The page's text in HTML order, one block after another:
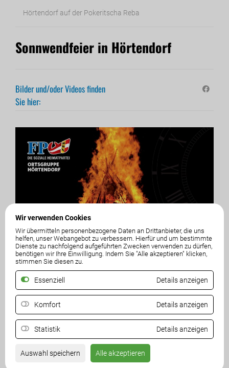
Wir verwenden Cookies
Wir übermitteln personenbezogene Daten an Drittanbieter, die uns
helfen, unser Webangebot zu verbessern. Hierfür und um bestimmte
Dienste zu nachfolgend aufgeführten Zwecken verwenden zu dürfen,
benötigen wir Ihre Einwilligung. Indem Sie "Alle akzeptieren" klicken,
stimmen Sie diesen zu.
Essenziell Details anzeigen
Komfort Details anzeigen
Statistik Details anzeigen
Auswahl speichern Alle akzeptieren
Hörtendorf auf der Pokeritscha Reba
Sonnwendfeier in Hörtendorf
Bilder und/oder Videos finden
Sie hier: